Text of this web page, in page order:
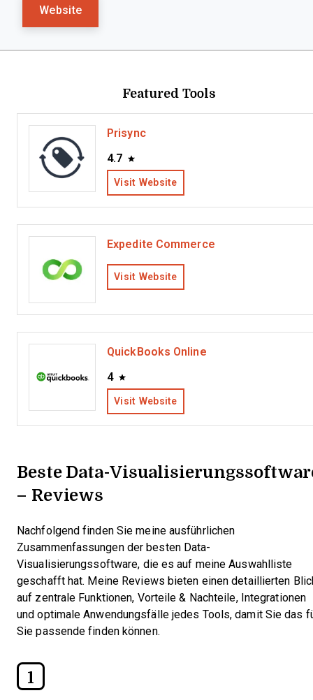
Website
Featured Tools
Prisync
4.7
Visit Website
Expedite Commerce
Visit Website
QuickBooks Online
4
Visit Website
Beste Data-
– Reviews
Nachfolgend finden Sie meine ausführlichen
Zusammenfassungen der besten Data-
Visualisierungssoftware, die es auf meine Auswahlliste
geschafft hat. Meine Reviews bieten einen detaillierten
auf zentrale Funktionen, Vorteile & Nachteile, Integrationen
und optimale Anwendungsfälle jedes Tools, damit Sie das
Sie passende finden können.
1